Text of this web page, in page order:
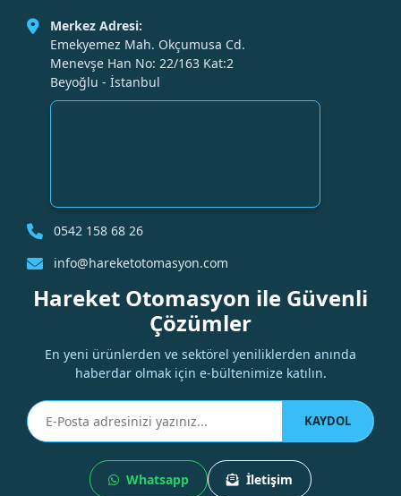
Merkez Adresi:
Emekyemez Mah. Okçumusa Cd.
Menevşe Han No: 22/163 Kat:2
Beyoğlu - İstanbul
0542 158 68 26
info@hareketotomasyon.com
Hareket Otomasyon ile Güvenli
Çözümler
En yeni ürünlerden ve sektörel yeniliklerden anında
haberdar olmak için e-bültenimize katılın.
KAYDOL
Whatsapp İletişim